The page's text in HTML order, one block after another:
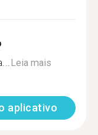
Leia mais
aplicativo